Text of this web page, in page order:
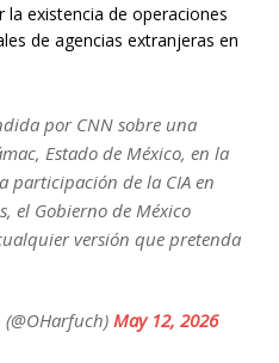
existencia de operaciones
de agencias extranjeras en
por CNN sobre una
Estado de México, en la
participación de la CIA en
el Gobierno de México
versión que pretenda
May 12, 2026